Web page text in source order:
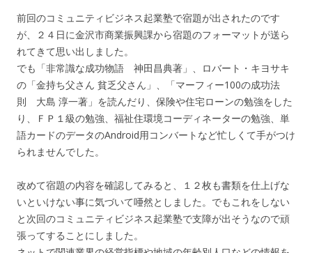
前回のコミュニティビジネス起業塾で宿題が出されたのです
が、２４日に金沢市商業振興課から宿題のフォーマットが送ら
れてきて思い出しました。
でも「非常識な成功物語 神田昌典著」、ロバート・キヨサキ
の「金持ち父さん 貧乏父さん」、「マーフィー100の成功法
則 大島 淳一著」を読んだり、保険や住宅ローンの勉強をした
り、ＦＰ１級の勉強、福祉住環境コーディネーターの勉強、単
語カードのデータのAndroid用コンバートなど忙しくて手がつけ
られませんでした。
改めて宿題の内容を確認してみると、１２枚も書類を仕上げな
いといけない事に気づいて唖然としました。でもこれをしない
と次回のコミュニティビジネス起業塾で支障が出そうなので頑
張ってすることにしました。